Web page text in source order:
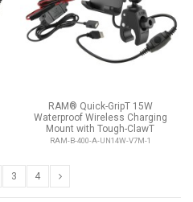
RAM® Quick-GripT 15W
Waterproof Wireless Charging
Mount with Tough-ClawT
RAM-B-400-A-UN14W-V7M-1
3 4